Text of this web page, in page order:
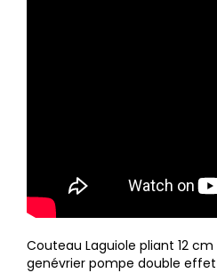
Couteau Laguiole pliant 12
genévrier pompe double effet